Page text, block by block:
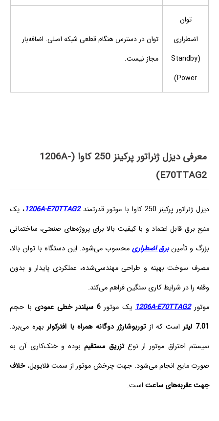
توان
اضطراری
(Standby
Power)
توان در دسترس هنگام قطعی شبکه اصلی. اضافه‌بار
مجاز نیست.
معرفی دیزل ژنراتور پرکینز 250 کاوا (1206A-
E70TTAG2)
دیزل ژنراتور پرکینز 250 کاوا با موتور قدرتمند 1206A‑E70TTAG2، یک
منبع برق قابل اعتماد و با کیفیت بالا برای پروژه‌های صنعتی، ساختمانی
بزرگ و تأمینبرق اضطراری محسوب می‌شود. این دستگاه با توان بالا،
مصرف سوخت بهینه و طراحی مهندسی‌شده، عملکردی پایدار و بدون
وقفه را در شرایط کاری سنگین فراهم می‌کند.
موتور1206A‑E70TTAG2یک موتور6 سیلندر خطی عمودی
با حجم
7.01 لیتر
است که ازتوربوشارژر دوگانه همراه با افترکولربهره می‌برد.
سیستم احتراق موتور از نوعتزریق مستقیمبوده و خنک‌کاری آن به
صورت مایع انجام می‌شود. جهت چرخش موتور از سمت فلایویل،خلاف
جهت عقربه‌های ساعت است.